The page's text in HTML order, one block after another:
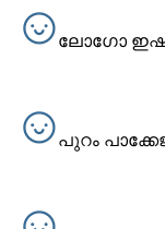
ലോഗോ
പുറം